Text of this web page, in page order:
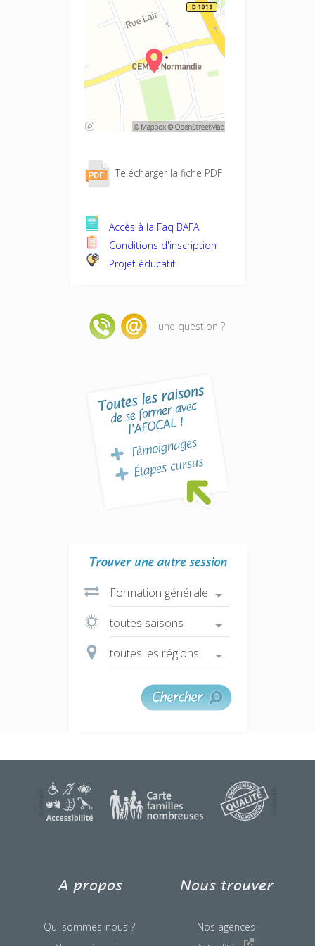
Télécharger la fiche PDF
Accès à la Faq BAFA
Conditions d'inscription
Projet éducatif
une question ?
une question ?
A propos
Qui sommes-nous ?
Nous trouver
Nos agences